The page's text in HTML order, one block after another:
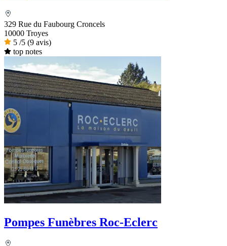
329 Rue du Faubourg Croncels
10000 Troyes
5 /5 (9 avis)
top notes
Pompes Funèbres Roc-Eclerc